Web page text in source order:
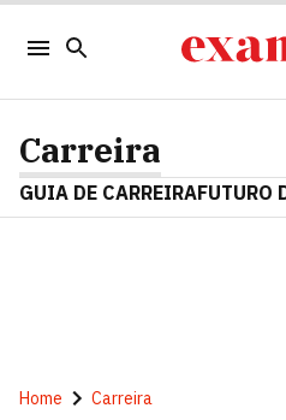
Carreira
GUIA DE CARREIRAFUTURO
Home Carreira